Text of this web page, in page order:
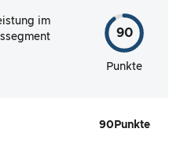
im
90
Punkte
90 Punkte